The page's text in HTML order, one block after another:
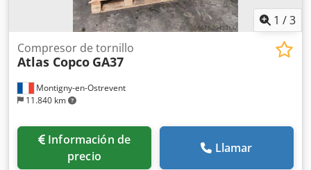
1 /3
Montigny-en-Ostrevent
11.840 km
Compresor de tornillo
Atlas Copco GA37
Información de
precio
Llamar